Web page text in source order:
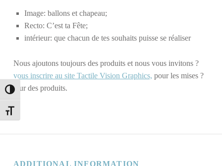
TOGGLE HIGH CONTRAST
TOGGLE FONT SIZE
Image: ballons et chapeau;
Recto: C’est ta Fête;
intérieur: que chacun de tes souhaits puisse se réaliser
Nous ajoutons toujours des produits et nous vous invitons ?
vous inscrire au site Tactile Vision Graphics, pour les mises ?
jour des produits.
ADDITIONAL INFORMATION